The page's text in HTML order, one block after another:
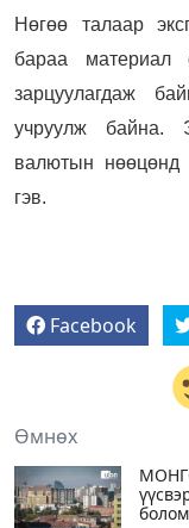
Нөгөө талаар
бараа
зарцуулагдаж
учруулж байна.
валютын нөөцөнд
гэв.
Facebook
Өмнөх